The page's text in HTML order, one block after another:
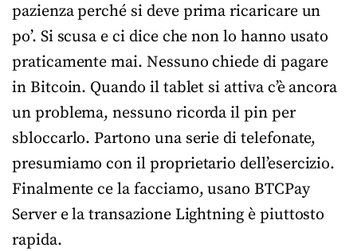
pazienza perché si deve prima ricaricare un
po’. Si scusa e ci dice che non lo hanno usato
praticamente mai. Nessuno chiede di pagare
in Bitcoin. Quando il tablet si attiva c’è ancora
un problema, nessuno ricorda il pin per
sbloccarlo. Partono una serie di telefonate,
presumiamo con il proprietario dell’esercizio.
Finalmente ce la facciamo, usano BTCPay
Server e la transazione Lightning è piuttosto
rapida.